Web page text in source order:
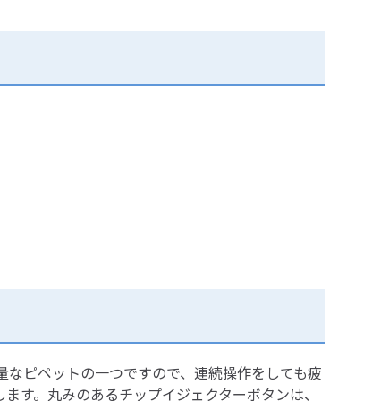
ピペットの一つですので、連続操作をしても疲
す。丸みのあるチップイジェクターボタンは、